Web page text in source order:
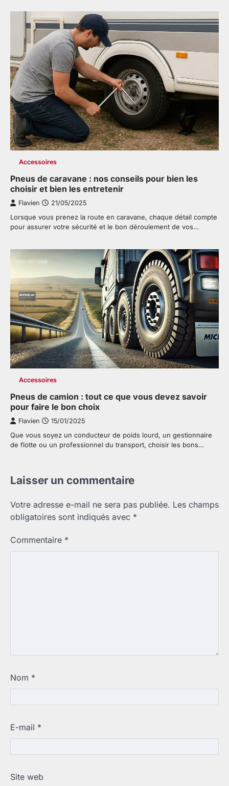
Accessoires
Pneus de caravane : nos conseils pour bien les
choisir et bien les entretenir
Flavien 21/05/2025
Lorsque vous prenez la route en caravane, chaque détail compte
pour assurer votre sécurité et le bon déroulement de vos…
Accessoires
Pneus de camion : tout ce que vous devez savoir
pour faire le bon choix
Flavien 15/01/2025
Que vous soyez un conducteur de poids lourd, un gestionnaire
de flotte ou un professionnel du transport, choisir les bons…
Laisser un commentaire
Votre adresse e-mail ne sera pas publiée. Les champs
obligatoires sont indiqués avec *
Commentaire *
Nom *
E-mail *
Site web